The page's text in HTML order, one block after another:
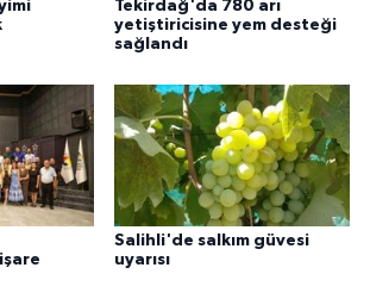
Tekirdağ'da 780 arı
yetiştiricisine yem desteği
sağlandı
Salihli'de salkım güvesi
uyarısı